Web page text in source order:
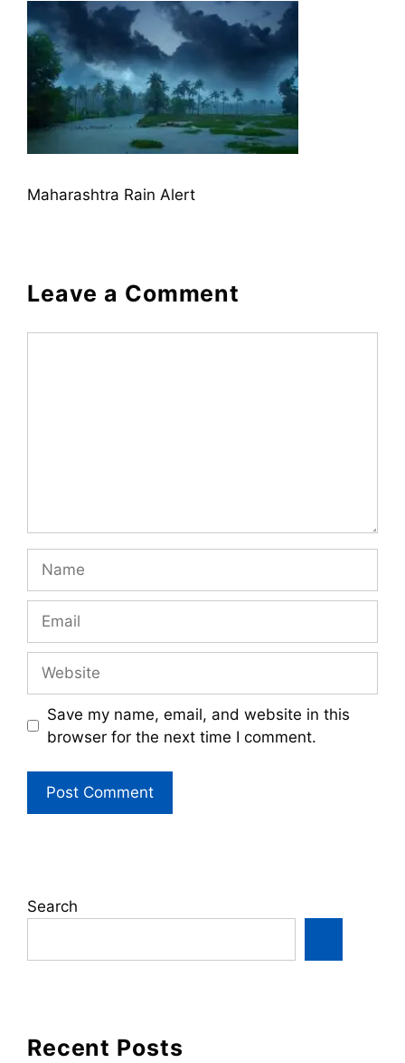
Maharashtra Rain Alert
Leave a Comment
Save my name, email, and website in this
browser for the next time I comment.
Search
Recent Posts